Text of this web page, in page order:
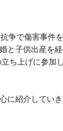
争で傷害事件
と子供出産を
ち上げに参加
に紹介していき